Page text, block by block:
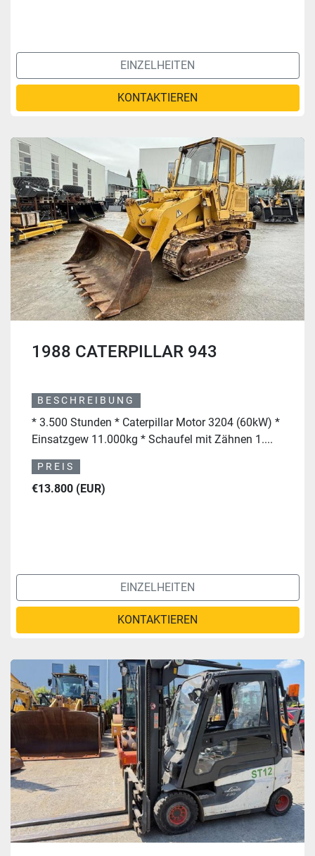
EINZELHEITEN
KONTAKTIEREN
1988 CATERPILLAR 943
BESCHREIBUNG
* 3.500 Stunden * Caterpillar Motor 3204 (60kW) *
Einsatzgew 11.000kg * Schaufel mit Zähnen 1....
PREIS
€13.800 (EUR)
EINZELHEITEN
KONTAKTIEREN